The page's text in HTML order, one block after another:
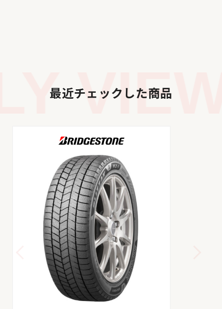
最近チェックした商品